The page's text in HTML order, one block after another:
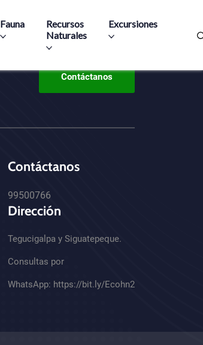
Fauna
Recursos
Naturales
Excursiones
Contáctanos
Contáctanos
99500766
Dirección
Tegucigalpa y Siguatepeque.
Consultas por
WhatsApp: https://bit.ly/Ecohn2